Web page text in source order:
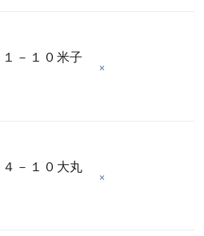
－１０米子
×
－１０大丸
×